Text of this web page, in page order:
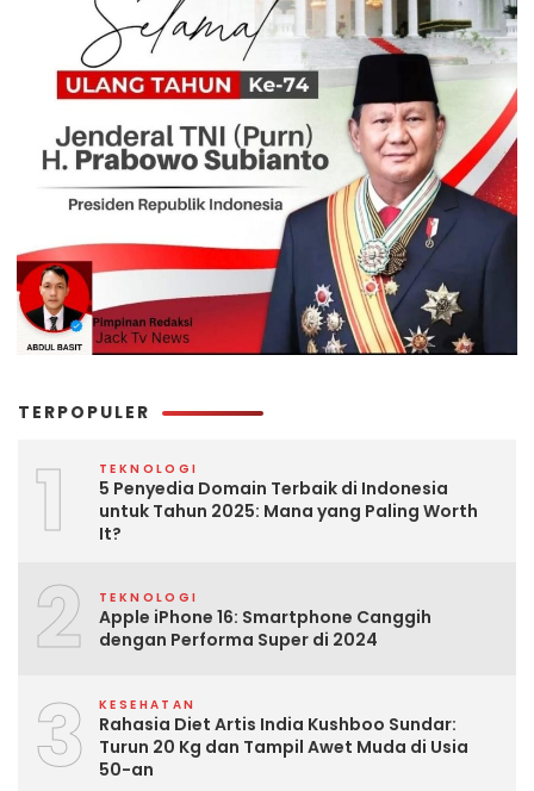
TERPOPULER
1 TEKNOLOGI
5 Penyedia Domain Terbaik di Indonesia
untuk Tahun 2025: Mana yang Paling Worth
It?
2 TEKNOLOGI
Apple iPhone 16: Smartphone Canggih
dengan Performa Super di 2024
3 KESEHATAN
Rahasia Diet Artis India Kushboo Sundar:
Turun 20 Kg dan Tampil Awet Muda di Usia
50-an